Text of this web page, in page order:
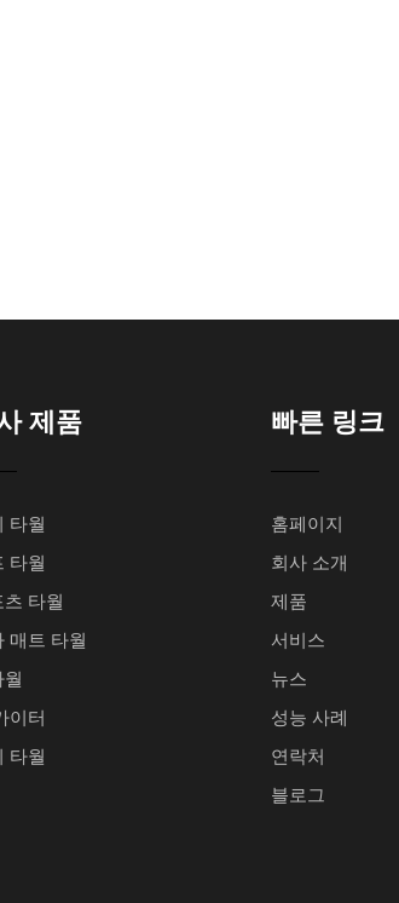
제품
타월
타월
츠 타월
매트 타월
이터
타월
빠른 링크
홈페이지
회사 소개
제품
서비스
뉴스
성능 사례
연락처
블로그